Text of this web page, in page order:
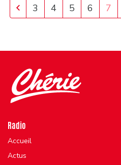
Previous
3 4 5 6 7
Radio
Accueil
Actus